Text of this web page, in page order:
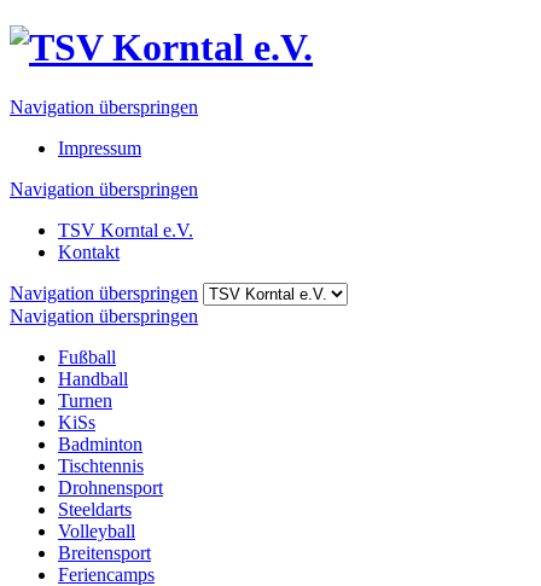
Navigation überspringen
Impressum
Navigation überspringen
TSV Korntal e.V.
Kontakt
Navigation überspringen
Navigation überspringen
Fußball
Handball
Turnen
KiSs
Badminton
Tischtennis
Drohnensport
Steeldarts
Volleyball
Breitensport
Feriencamps